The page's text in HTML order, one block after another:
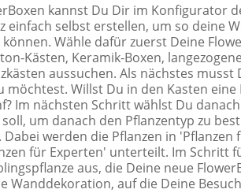
kannst Du Dir im Konfigurator
einfach selbst erstellen, um so deine
Wähle dafür zuerst Deine
Kästen, Keramik-Boxen,
aussuchen. Als nächstes musst
möchtest. Willst Du in den Kasten
Im nächsten Schritt wählst Du
um danach den Pflanzentyp zu
werden die Pflanzen in 'Pflanzen
für Experten' unterteilt. Im Schritt
aus, die Deine neue
Wanddekoration, auf die Deine